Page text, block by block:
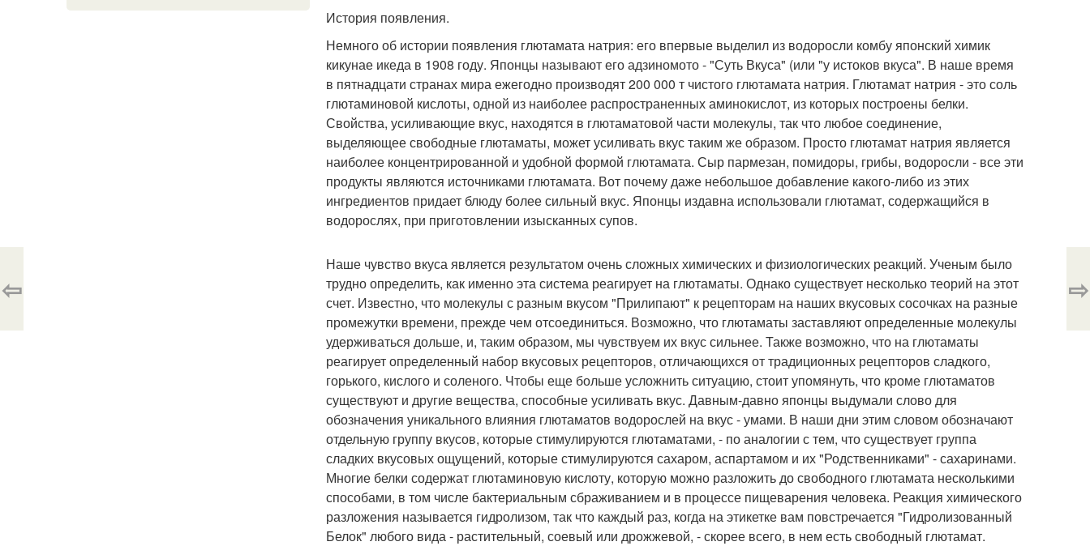
История появления.
Немного об истории появления глютамата натрия: его впервые выделил из водоросли комбу японский химик
кикунае икеда в 1908 году. Японцы называют его адзиномото - "Суть Вкуса" (или "у истоков вкуса". В наше время
в пятнадцати странах мира ежегодно производят 200 000 т чистого глютамата натрия. Глютамат натрия - это соль
глютаминовой кислоты, одной из наиболее распространенных аминокислот, из которых построены белки.
Свойства, усиливающие вкус, находятся в глютаматовой части молекулы, так что любое соединение,
выделяющее свободные глютаматы, может усиливать вкус таким же образом. Просто глютамат натрия является
наиболее концентрированной и удобной формой глютамата. Сыр пармезан, помидоры, грибы, водоросли - все эти
продукты являются источниками глютамата. Вот почему даже небольшое добавление какого-либо из этих
ингредиентов придает блюду более сильный вкус. Японцы издавна использовали глютамат, содержащийся в
водорослях, при приготовлении изысканных супов.
Наше чувство вкуса является результатом очень сложных химических и физиологических реакций. Ученым было
трудно определить, как именно эта система реагирует на глютаматы. Однако существует несколько теорий на этот
счет. Известно, что молекулы с разным вкусом "Прилипают" к рецепторам на наших вкусовых сосочках на разные
промежутки времени, прежде чем отсоединиться. Возможно, что глютаматы заставляют определенные молекулы
удерживаться дольше, и, таким образом, мы чувствуем их вкус сильнее. Также возможно, что на глютаматы
реагирует определенный набор вкусовых рецепторов, отличающихся от традиционных рецепторов сладкого,
горького, кислого и соленого. Чтобы еще больше усложнить ситуацию, стоит упомянуть, что кроме глютаматов
существуют и другие вещества, способные усиливать вкус. Давным-давно японцы выдумали слово для
обозначения уникального влияния глютаматов водорослей на вкус - умами. В наши дни этим словом обозначают
отдельную группу вкусов, которые стимулируются глютаматами, - по аналогии с тем, что существует группа
сладких вкусовых ощущений, которые стимулируются сахаром, аспартамом и их "Родственниками" - сахаринами.
Многие белки содержат глютаминовую кислоту, которую можно разложить до свободного глютамата несколькими
способами, в том числе бактериальным сбраживанием и в процессе пищеварения человека. Реакция химического
разложения называется гидролизом, так что каждый раз, когда на этикетке вам повстречается "Гидролизованный
Белок" любого вида - растительный, соевый или дрожжевой, - скорее всего, в нем есть свободный глютамат.
⇦ ⇨